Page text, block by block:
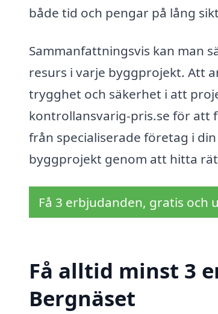
både tid och pengar på lång
Sammanfattningsvis kan man
resurs i varje byggprojekt. Att
trygghet och säkerhet i att
kontrollansvarig-pris.se för att
från specialiserade företag i
byggprojekt genom att hitta
Få 3 erbjudanden, gratis och
Få alltid minst 3
Bergnäset